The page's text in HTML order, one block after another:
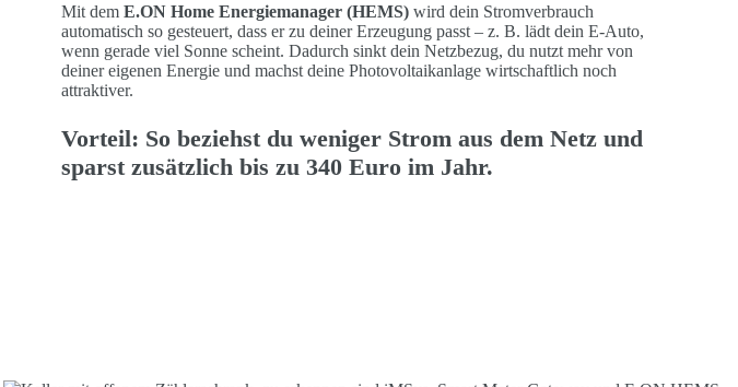
Mit demE.ON Home Energiemanager (HEMS) wird dein Stromverbrauch
automatisch so gesteuert, dass er zu deiner Erzeugung passt – z. B. lädt dein E-Auto,
wenn gerade viel Sonne scheint. Dadurch sinkt dein Netzbezug, du nutzt mehr von
deiner eigenen Energie und machst deine Photovoltaikanlage wirtschaftlich noch
attraktiver.
Vorteil: So beziehst du weniger Strom aus dem Netz und
sparst zusätzlichbis zu 340 Euro im Jahr.